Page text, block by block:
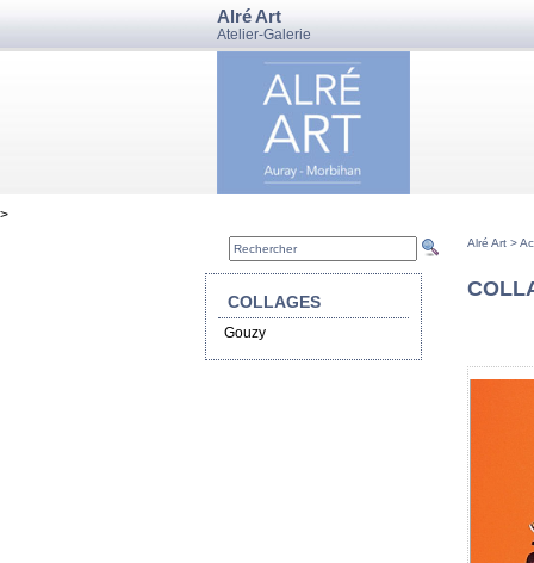
Alré Art
Atelier-Galerie
>
Alré Art >
COLLAGES
Gouzy